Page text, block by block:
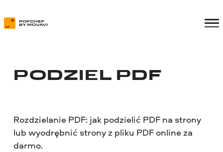
PODZIEL PDF
Rozdzielanie PDF: jak podzielić PDF na strony
lub wyodrębnić strony z pliku PDF online za
darmo.